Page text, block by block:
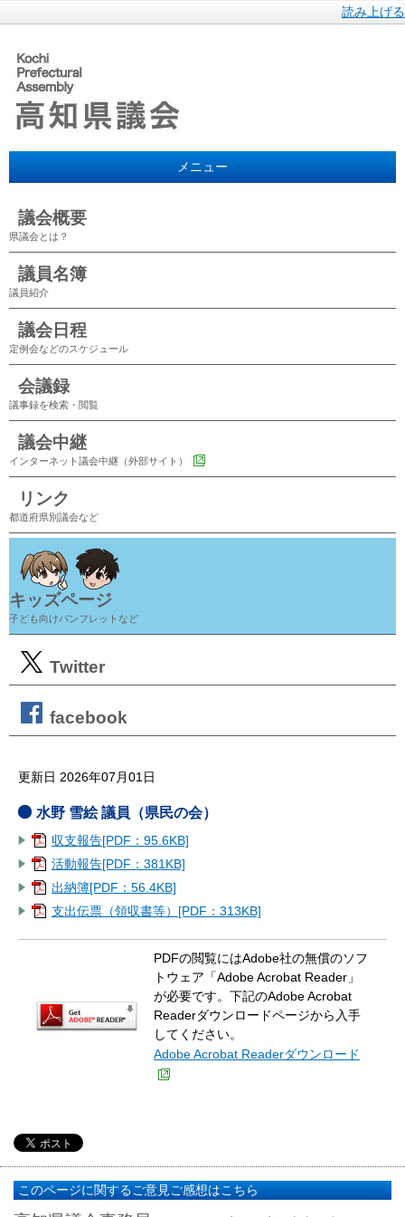
読み上げる
メニュー
議会概要
県議会とは？
議員名簿
議員紹介
議会日程
定例会などのスケジュール
会議録
議事録を検索・閲覧
議会中継
インターネット議会中継（外部サイト）
リンク
都道府県別議会など
キッズページ
子ども向けパンフレットなど
Twitter
facebook
更新日 2026年07月01日
水野 雪絵 議員（県民の会）
収支報告[PDF：95.6KB]
活動報告[PDF：381KB]
出納簿[PDF：56.4KB]
支出伝票（領収書等）[PDF：313KB]
PDFの閲覧にはAdobe社の無償のソフ
トウェア「Adobe Acrobat Reader」
が必要です。下記のAdobe Acrobat
Readerダウンロードページから入手
してください。
Adobe Acrobat Readerダウンロード
このページに関するご意見ご感想はこちら